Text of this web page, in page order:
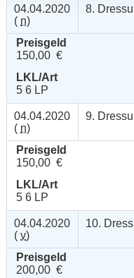
04.04.2020
( n)
8.
Preisgeld
150,00 €
LKL/Art
5 6 LP
04.04.2020
( n)
9.
Preisgeld
150,00 €
LKL/Art
5 6 LP
04.04.2020
( v)
10.
Preisgeld
200,00 €